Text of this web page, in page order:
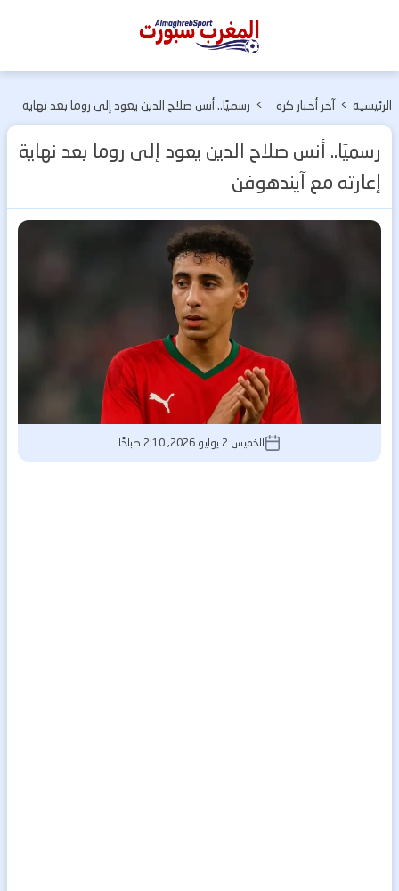
المغرب
الرئيسية > آخر أخبار كرة
القدم
> رسميًا.. أنس صلاح الدين يعود إلى روما بعد نهاية
رسميًا.. أنس صلاح الدين يعود إلى روما بعد نهاية
إعارته مع آيندهوفن
الخميس 2 يوليو 2026, 2:10 صباحًا